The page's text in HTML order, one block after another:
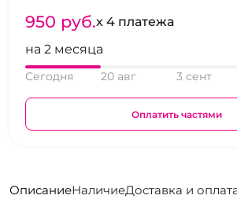
950 pуб.x 4 платежа
на 2 месяца
Сегодня 20 авг 3 сент
Оплатить частями
ОписаниеНаличиеДоставка и